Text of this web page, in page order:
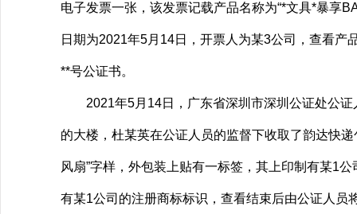
电子发票一张，该发票记载产品名称为“*文具*暴享
日期为2021年5月14日，开票人为某3公司，查看
**号公证书。
2021年5月14日，广东省深圳市深圳公证处公证
的大楼，杜某英在公证人员的监督下收取了韵达快
风扇”字样，外包装上贴有一标签，其上印制有某1
有某1公司的注册商标标识，查看结束后由公证人